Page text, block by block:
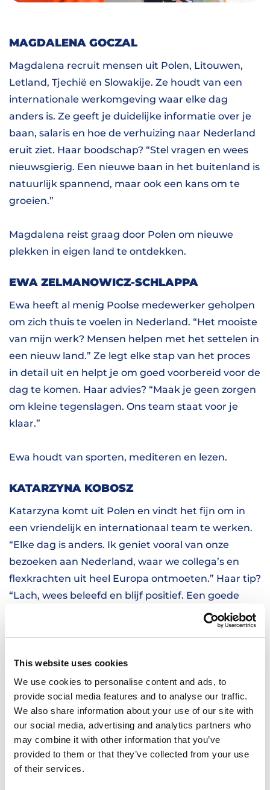
This website uses cookies
We use cookies to personalise content and ads, to
provide social media features and to analyse our traffic.
We also share information about your use of our site with
our social media, advertising and analytics partners who
may combine it with other information that you’ve
provided to them or that they’ve collected from your use
of their services.
MAGDALENA GOCZAL
Magdalena recruit mensen uit Polen, Litouwen,
Letland, Tjechië en Slowakije. Ze houdt van een
internationale werkomgeving waar elke dag
anders is. Ze geeft je duidelijke informatie over je
baan, salaris en hoe de verhuizing naar Nederland
eruit ziet. Haar boodschap? “Stel vragen en wees
nieuwsgierig. Een nieuwe baan in het buitenland is
natuurlijk spannend, maar ook een kans om te
groeien.”
Magdalena reist graag door Polen om nieuwe
plekken in eigen land te ontdekken.
EWA ZELMANOWICZ-SCHLAPPA
Ewa heeft al menig Poolse medewerker geholpen
om zich thuis te voelen in Nederland. “Het mooiste
van mijn werk? Mensen helpen met het settelen in
een nieuw land.” Ze legt elke stap van het proces
in detail uit en helpt je om goed voorbereid voor de
dag te komen. Haar advies? “Maak je geen zorgen
om kleine tegenslagen. Ons team staat voor je
klaar.”
Ewa houdt van sporten, mediteren en lezen.
KATARZYNA KOBOSZ
Katarzyna komt uit Polen en vindt het fijn om in
een vriendelijk en internationaal team te werken.
“Elke dag is anders. Ik geniet vooral van onze
bezoeken aan Nederland, waar we collega’s en
flexkrachten uit heel Europa ontmoeten.” Haar tip?
“Lach, wees beleefd en blijf positief. Een goede
honden.
PATRYCJA ROMANKIEWICZ
Patrycja houdt van reizen, misdaadromans lezen
en ontspannen met een goede film. Over haar
werk zegt ze: “De sfeer bij HOBIJ is top. Ik leer elke
dag iets nieuws.” Ze beantwoordt graag al je